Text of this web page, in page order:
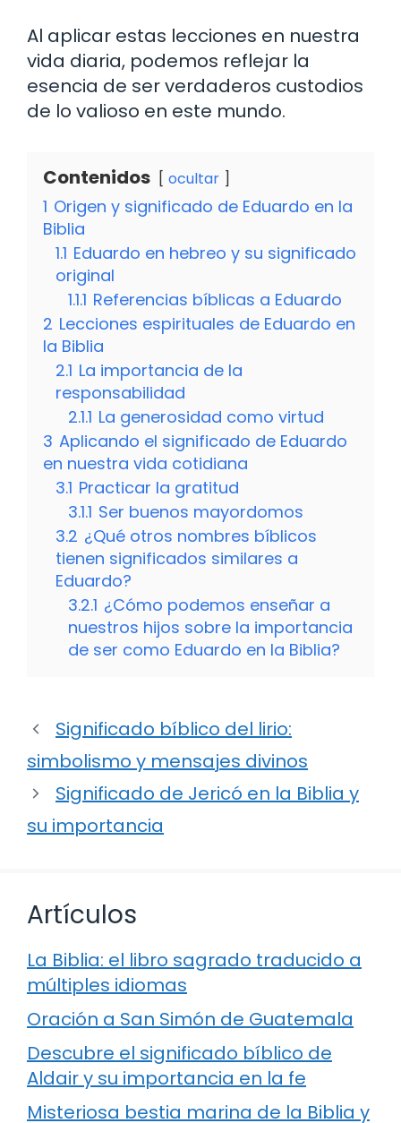
Al aplicar estas lecciones en nuestra
vida diaria, podemos reflejar la
esencia de ser verdaderos custodios
de lo valioso en este mundo.
Contenidos ocultar
1 Origen y significado de Eduardo en la
Biblia
1.1 Eduardo en hebreo y su significado
original
1.1.1 Referencias bíblicas a Eduardo
2 Lecciones espirituales de Eduardo en
la Biblia
2.1 La importancia de la
responsabilidad
2.1.1 La generosidad como virtud
3 Aplicando el significado de Eduardo
en nuestra vida cotidiana
3.1 Practicar la gratitud
3.1.1 Ser buenos mayordomos
3.2 ¿Qué otros nombres bíblicos
tienen significados similares a
Eduardo?
3.2.1 ¿Cómo podemos enseñar a
nuestros hijos sobre la importancia
de ser como Eduardo en la Biblia?
Significado bíblico del lirio:
simbolismo y mensajes divinos
Significado de Jericó en la Biblia y
su importancia
Artículos
La Biblia: el libro sagrado traducido a
múltiples idiomas
Oración a San Simón de Guatemala
Descubre el significado bíblico de
Aldair y su importancia en la fe
Misteriosa bestia marina de la Biblia y